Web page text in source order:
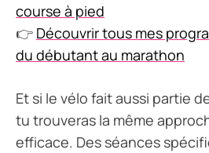
course à pied
👉 Découvrir tous mes
du débutant au marathon
Et si le vélo fait aussi partie
tu trouveras la même
efficace. Des séances